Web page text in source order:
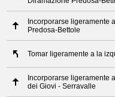
Incorporarse ligeramente
Predosa-Bettole
Tomar ligeramente a la
Incorporarse ligeramente
dei Giovi - Serravalle